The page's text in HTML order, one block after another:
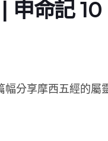
申命記
分享摩西五經的屬